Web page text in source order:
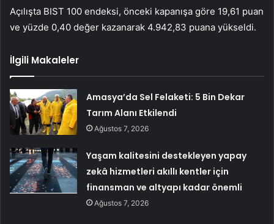
Açılışta BIST 100 endeksi, önceki kapanışa göre 19,61 puan
ve yüzde 0,40 değer kazanarak 4.942,83 puana yükseldi.
İlgili Makaleler
Amasya’da Sel Felaketi: 5 Bin Dekar
Tarım Alanı Etkilendi
Ağustos 7, 2026
Yaşam kalitesini destekleyen yapay
zekâ hizmetleri akıllı kentler için
finansman ve altyapı kadar önemli
Ağustos 7, 2026